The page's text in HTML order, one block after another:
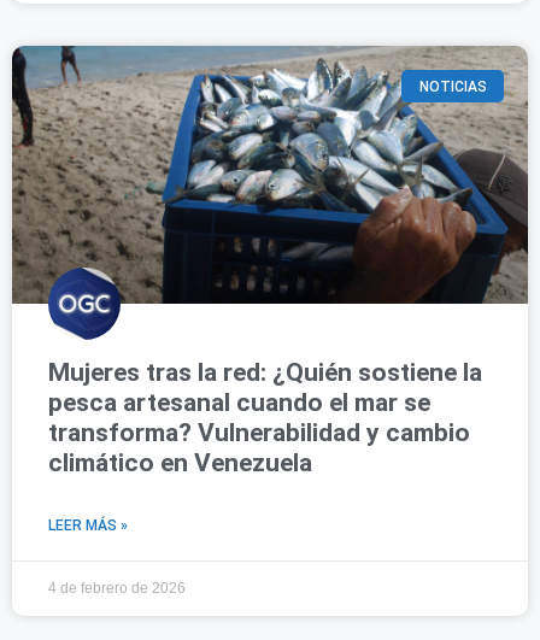
NOTICIAS
Mujeres tras la red: ¿Quién sostiene la
pesca artesanal cuando el mar se
transforma? Vulnerabilidad y cambio
climático en Venezuela
LEER MÁS »
4 de febrero de 2026